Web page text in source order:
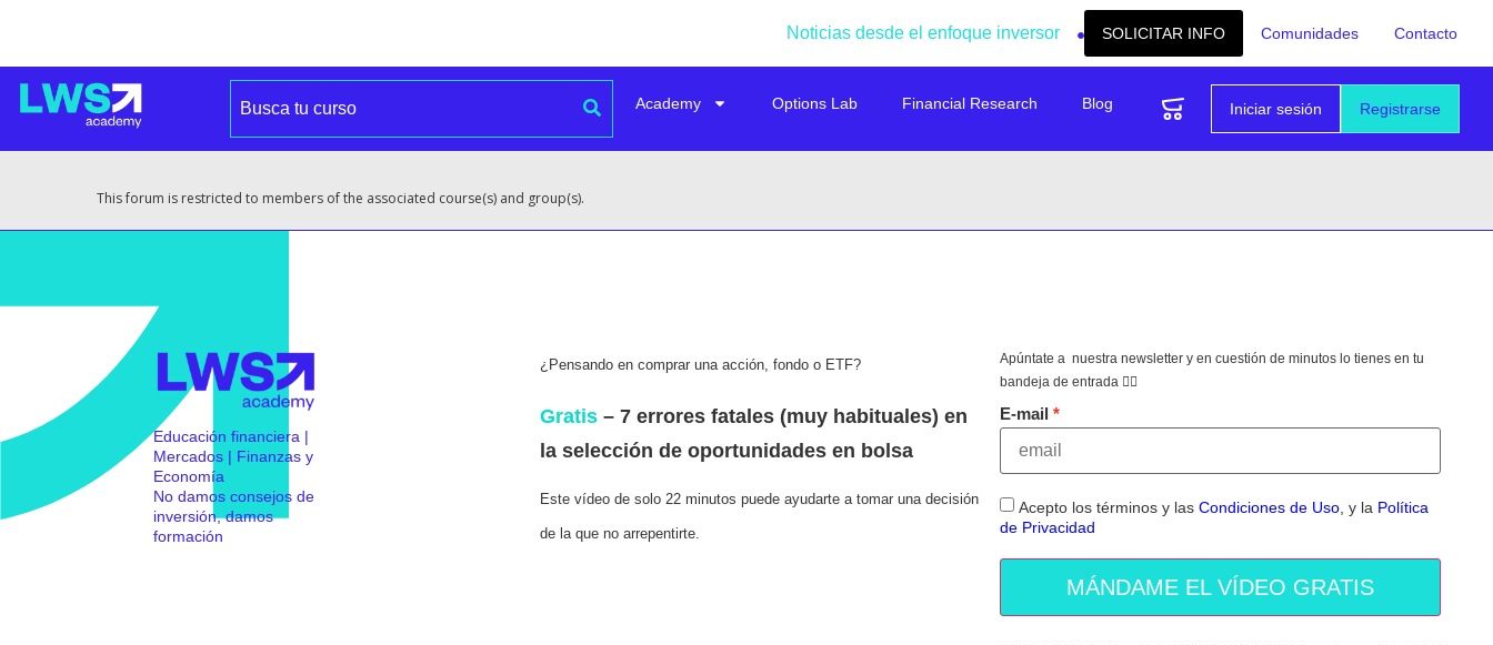
Noticias desde el enfoque inversor SOLICITAR INFO Comunidades Contacto
Registrarse
Iniciar sesión
Academy Options Lab Financial Research Blog
This forum is restricted to members of the associated course(s) and group(s).
Educación financiera |
Mercados | Finanzas y
Economía
No damos consejos de
inversión, damos
formación
¿Pensando en comprar una acción, fondo o ETF?
Gratis– 7 errores fatales (muy habituales) en
la selección de oportunidades en bolsa
Este vídeo de solo 22 minutos puede ayudarte a tomar una decisión
de la que no arrepentirte.
Apúntate a nuestra newsletter y en cuestión de minutos lo tienes en tu
bandeja de entrada 👇🏻
E-mail
Acepto los términos y las Condiciones de Uso, y la Política
de Privacidad
MÁNDAME EL VÍDEO GRATIS